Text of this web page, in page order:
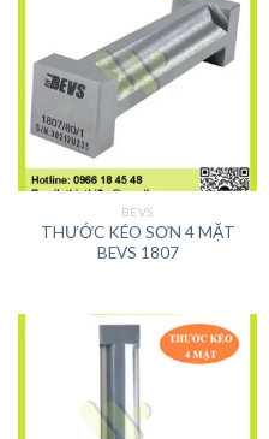
BEVS
THƯỚC KÉO SƠN 4 MẶT
BEVS 1807